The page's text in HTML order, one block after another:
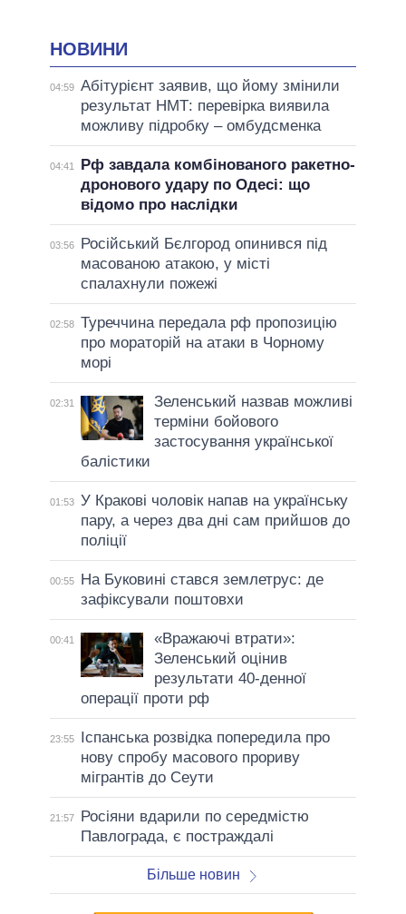
НОВИНИ
04:59 Абітурієнт заявив, що йому змінили
результат НМТ: перевірка виявила
можливу підробку – омбудсменка
04:41
Рф завдала комбінованого ракетно-
дронового удару по Одесі: що
відомо про наслідки
03:56
Російський Бєлгород опинився під
масованою атакою, у місті
спалахнули пожежі
02:58 Туреччина передала рф пропозицію
про мораторій на атаки в Чорному
морі
02:31
Зеленський назвав можливі
терміни бойового
застосування української
балістики
01:53 У Кракові чоловік напав на українську
пару, а через два дні сам прийшов до
поліції
00:55
На Буковині стався землетрус: де
зафіксували поштовхи
00:41
«Вражаючі втрати»:
Зеленський оцінив
результати 40-денної
операції проти рф
23:55
Іспанська розвідка попередила про
нову спробу масового прориву
мігрантів до Сеути
21:57
Росіяни вдарили по середмістю
Павлограда, є постраждалі
Більше новин